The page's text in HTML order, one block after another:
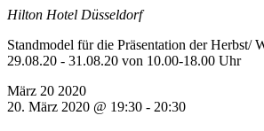
Hilton Hotel Düsseldorf
Standmodel für die Präsentation der Herbst/
29.08.20 - 31.08.20 von 10.00-18.00 Uhr
März 20 2020
20. März 2020 @ 19:30 - 20:30